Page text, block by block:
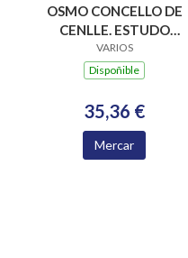
OSMO CONCELLO DE
CENLLE. ESTUDO
PARA A
INTERVENCION NO
VARIOS
Dispoñible
35,36 €
Mercar